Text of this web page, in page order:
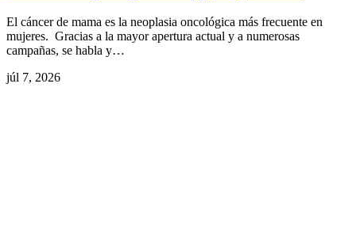
El cáncer de mama es la neoplasia oncológica más frecuente en
mujeres. Gracias a la mayor apertura actual y a numerosas
campañas, se habla y…
júl 7, 2026